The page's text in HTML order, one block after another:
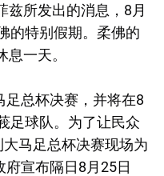
兹所发出的消息，8月
的特别假期。柔佛的
一天。
总杯决赛，并将在8
足球队。为了让民众
马足总杯决赛现场为
宣布隔日8月25日